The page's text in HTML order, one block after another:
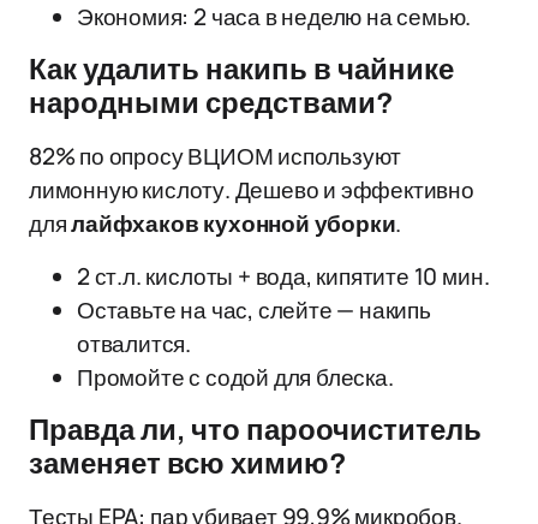
Экономия: 2 часа в неделю на семью.
Как удалить накипь в чайнике
народными средствами?
82% по опросу ВЦИОМ используют
лимонную кислоту. Дешево и эффективно
длялайфхаков кухонной уборки.
2 ст.л. кислоты + вода, кипятите 10 мин.
Оставьте на час, слейте — накипь
отвалится.
Промойте с содой для блеска.
Правда ли, что пароочиститель
заменяет всю химию?
Тесты EPA: пар убивает 99,9% микробов.